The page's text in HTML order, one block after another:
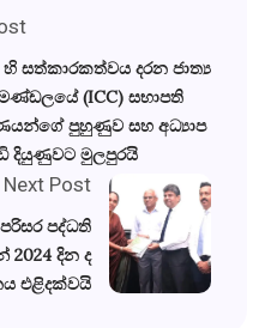
හි සත්කාරකත්වය දරන ජාත්‍ය
(ICC) සභාපති
පුහුණුව සහ අධ්‍යාප
දියුණුවට මුලපුරයි
Next Post
පද්ධති
දින ද
එළිදක්වයි